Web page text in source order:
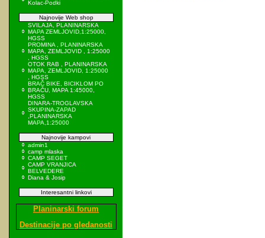
Kolac-Podki
Najnovije Web shop
SVILAJA, PLANINARSKA
MAPA ZEMLJOVID,1:25000,
HGSS
PROMINA , PLANINARSKA
MAPA, ZEMLJOVID , 1:25000
, HGSS
OTOK RAB , PLANINARSKA
MAPA, ZEMLJOVID, 1:25000
, HGSS
BRAČ BIKE, BICIKLOM PO
BRAČU, MAPA 1:45000,
HGSS
DINARA-TROGLAVSKA
SKUPINA-ZAPAD
,PLANINARSKA
MAPA,1:25000
Najnovije kampovi
admin1
camp mlaska
CAMP SEGET
CAMP VRANJICA
BELVEDERE
Diana & Josip
Interesantni linkovi
Planinarski forum
Destinacije po gledanosti